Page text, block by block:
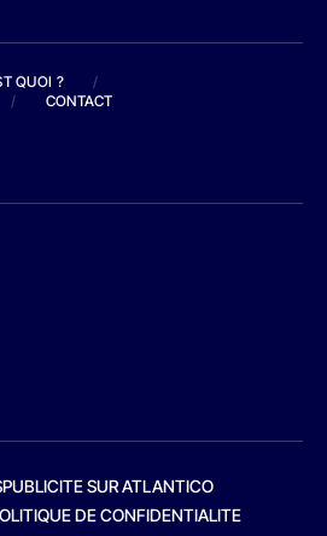
QUOI ?
/
/ CONTACT
PUBLICITE SUR ATLANTICO
DE CONFIDENTIALITE